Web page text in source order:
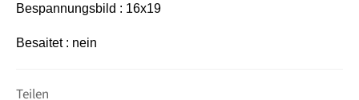
Bespannungsbild : 16x19
Besaitet : nein
Teilen